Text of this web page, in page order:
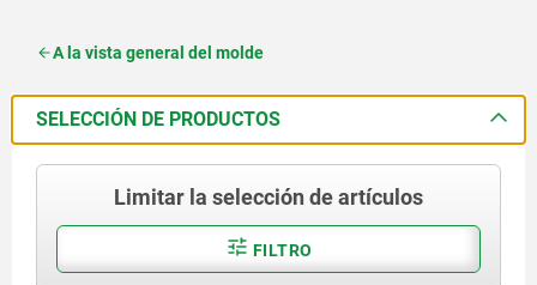
A la vista general del molde
SELECCIÓN DE PRODUCTOS
Limitar la selección de artículos
FILTRO